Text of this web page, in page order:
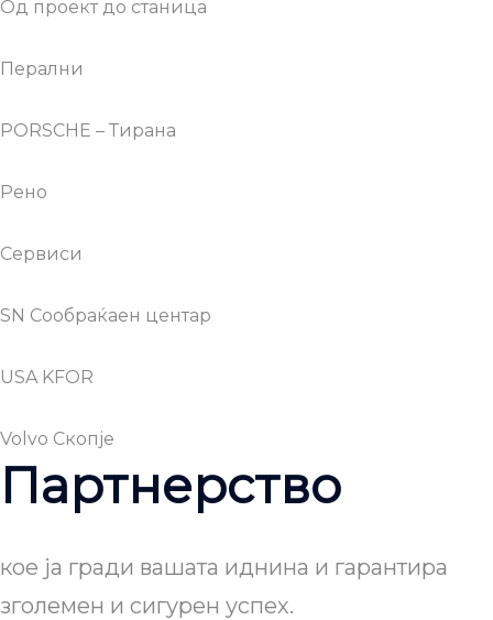
Од проект до станица
Перални
PORSCHE – Тирана
Рено
Сервиси
SN Сообраќаен центар
USA KFOR
Volvo Скопје
Партнерство
кое ја гради вашата иднина и гарантира
зголемен и сигурен успех.